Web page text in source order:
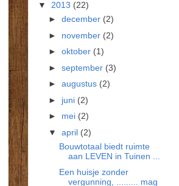
▼ 2013 (22)
► december (2)
► november (2)
► oktober (1)
► september (3)
► augustus (2)
► juni (2)
► mei (2)
▼ april (2)
Bouwtotaal biedt ruimte
aan LEVEN in Tuinen ...
Een huisje zonder
vergunning, ......... mag